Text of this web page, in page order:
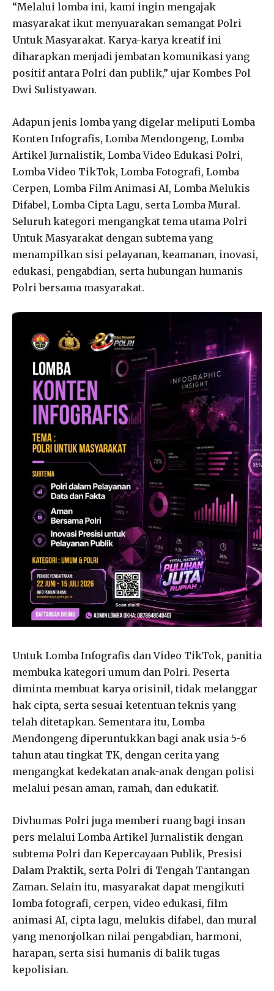
“Melalui lomba ini, kami ingin mengajak
masyarakat ikut menyuarakan semangat Polri
Untuk Masyarakat. Karya-karya kreatif ini
diharapkan menjadi jembatan komunikasi yang
positif antara Polri dan publik,” ujar Kombes Pol
Dwi Sulistyawan.
Adapun jenis lomba yang digelar meliputi Lomba
Konten Infografis, Lomba Mendongeng, Lomba
Artikel Jurnalistik, Lomba Video Edukasi Polri,
Lomba Video TikTok, Lomba Fotografi, Lomba
Cerpen, Lomba Film Animasi AI, Lomba Melukis
Difabel, Lomba Cipta Lagu, serta Lomba Mural.
Seluruh kategori mengangkat tema utama Polri
Untuk Masyarakat dengan subtema yang
menampilkan sisi pelayanan, keamanan, inovasi,
edukasi, pengabdian, serta hubungan humanis
Polri bersama masyarakat.
Untuk Lomba Infografis dan Video TikTok, panitia
membuka kategori umum dan Polri. Peserta
diminta membuat karya orisinil, tidak melanggar
hak cipta, serta sesuai ketentuan teknis yang
telah ditetapkan. Sementara itu, Lomba
Mendongeng diperuntukkan bagi anak usia 5-6
tahun atau tingkat TK, dengan cerita yang
mengangkat kedekatan anak-anak dengan polisi
melalui pesan aman, ramah, dan edukatif.
Divhumas Polri juga memberi ruang bagi insan
pers melalui Lomba Artikel Jurnalistik dengan
subtema Polri dan Kepercayaan Publik, Presisi
Dalam Praktik, serta Polri di Tengah Tantangan
Zaman. Selain itu, masyarakat dapat mengikuti
lomba fotografi, cerpen, video edukasi, film
animasi AI, cipta lagu, melukis difabel, dan mural
yang menonjolkan nilai pengabdian, harmoni,
harapan, serta sisi humanis di balik tugas
kepolisian.